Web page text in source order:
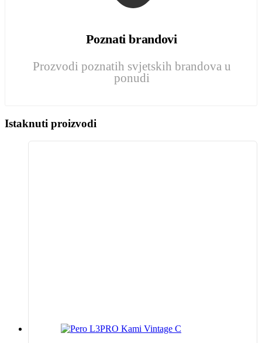
Poznati brandovi
Prozvodi poznatih svjetskih brandova u
ponudi
Istaknuti proizvodi